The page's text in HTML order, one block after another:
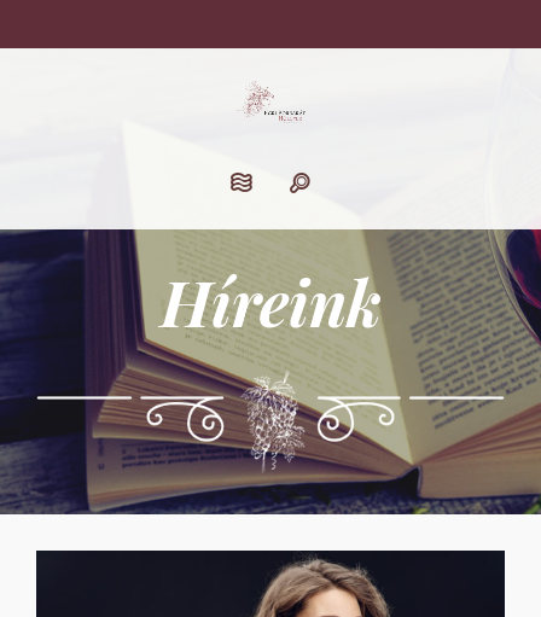
Híreink